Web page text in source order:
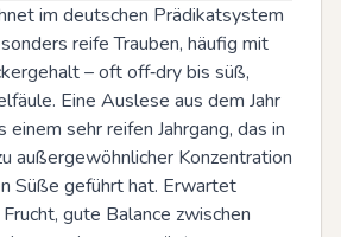
im deutschen Prädikatsystem
reife Trauben, häufig mit
– oft off‑dry bis süß,
Eine Auslese aus dem Jahr
sehr reifen Jahrgang, das in
außergewöhnlicher Konzentration
Süße geführt hat. Erwartet
gute Balance zwischen